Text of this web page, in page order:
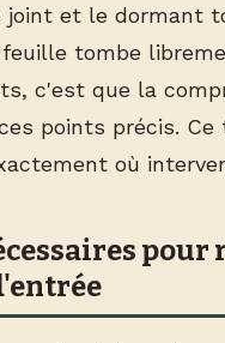
joint et le dormant
tombe
c'est que la
points précis.
où
pour